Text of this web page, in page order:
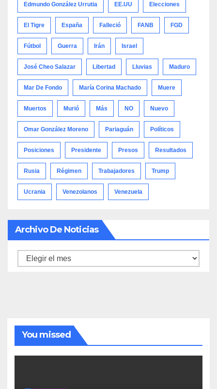
Edmundo González Urrutia EE.UU Elecciones
El Tigre España Falleció FANB FGD
Fútbol Guerra Irán Israel
José Cheo Salazar Libertad Lluvias Maduro
Mar De Fondo María Corina Machado Muere
Muertos Murió Más NO Nuevo
Omar González Moreno Pariaguán Políticos
Posiciones Presidente Presos Resultados
Rusia Régimen Trabajadores Trump
Ucrania Venezolanos Venezuela
Archivo De Noticias
Archivo
You missed